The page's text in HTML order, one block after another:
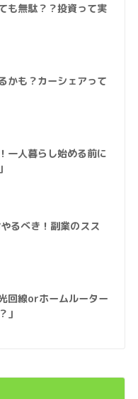
も無駄？？投資って実
かも？カーシェアって
一人暮らし始める前に
るべき！副業のスス
回線orホームルーター
」